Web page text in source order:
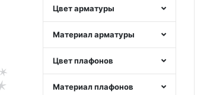
Цвет арматуры
Материал арматуры
Цвет плафонов
Материал плафонов